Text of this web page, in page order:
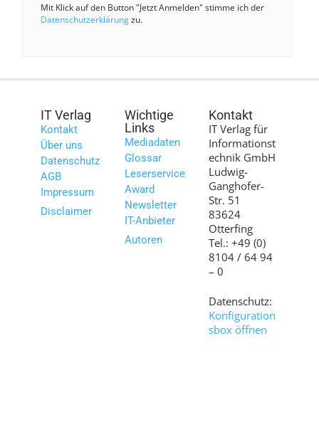
Mit Klick auf den Button "Jetzt Anmelden" stimme ich der
Datenschutzerklärungzu.
IT Verlag
Kontakt
Über uns
Datenschutz
AGB
Impressum
Disclaimer
Wichtige
Links
Mediadaten
Glossar
Leserservice
Award
Newsletter
IT-Anbieter
Autoren
Kontakt
IT Verlag für
Informationst
echnik GmbH
Ludwig-
Ganghofer-
Str. 51
83624
Otterfing
Tel.: +49 (0)
8104 / 64 94
– 0
Datenschutz:
Konfiguration
sbox öffnen